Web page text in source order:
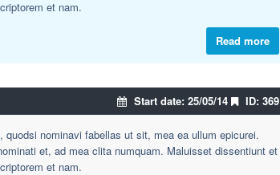
et nam.
Read more
Start date: 25/05/14 ID: 369
nominavi fabellas ut sit, mea ea ullum epicurei.
et, ad mea clita numquam. Maluisset dissentiunt et
et nam.